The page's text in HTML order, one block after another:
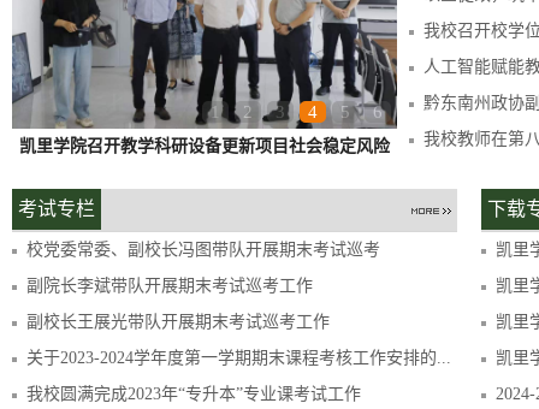
1 2 3 4 5 6
凯里学院召开教学科研设备更新项目社会稳定风险
我校召开校学
人工智能赋能
考试专栏
校党委常委、副校长冯图带队开展期末考试巡考
副院长李斌带队开展期末考试巡考工作
副校长王展光带队开展期末考试巡考工作
关于2023-2024学年度第一学期期末课程考核工作安排的...
我校圆满完成2023年“专升本”专业课考试工作
下载
凯里
凯里
凯里
凯里